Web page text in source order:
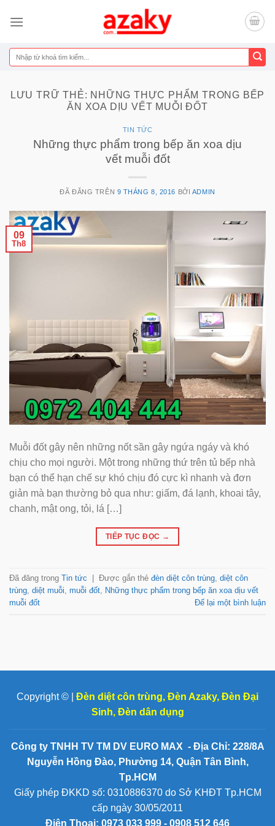
đến
dung
Tìm
kiếm:
LƯU TRỮ THẺ: NHỮNG THỰC PHẨM TRONG BẾP
ĂN XOA DỊU VẾT MUỖI ĐỐT
TIN TỨC
Những thực phẩm trong bếp ăn xoa dịu
vết muỗi đốt
ĐÃ ĐĂNG TRÊN 9 THÁNG 8, 2016 BỞI ADMIN
09
Th8
Muỗi đốt gây nên những nốt sần gây ngứa ngáy và khó
chịu cho mọi người. Một trong những thứ trên tủ bếp nhà
bạn có thể hạn chế sự khó chịu đó cực kì nhanh và đơn
giản mà bạn thường bỏ qua như: giấm, đá lạnh, khoai tây,
chanh, mật ong, tỏi, lá […]
TIẾP TỤC ĐỌC →
Đã đăng trong Tin tức Được gắn thẻ đèn diệt côn trùng, diệt côn
trùng, diệt muỗi, muỗi đốt, Những thực phẩm trong bếp ăn xoa dịu vết
muỗi đốt
Để lại một bình luận
Copyright © | Đèn diệt côn trùng, Đèn Azaky, Đèn Đại
Sinh, Đèn dân dụng
Công ty TNHH TV TM DV EURO MAX - Địa Chỉ: 228/8A
Nguyễn Hồng Đào, Phường 14, Quận Tân Bình,
Tp.HCM
Giấy phép ĐKKD số: 0310886370 do Sở KHĐT Tp.HCM
cấp ngày 30/05/2011
Điện Thoại: 0973 033 999 - 0908 512 646